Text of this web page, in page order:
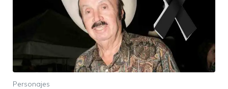
Personajes